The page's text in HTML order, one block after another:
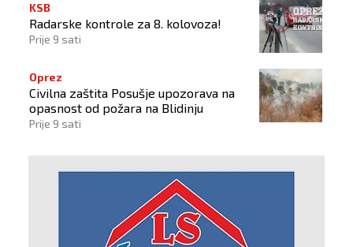
KSB
Radarske kontrole za 8. kolovoza!
Prije 9 sati
Oprez
Civilna zaštita Posušje upozorava na
opasnost od požara na Blidinju
Prije 9 sati